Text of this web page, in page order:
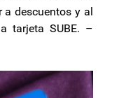
a descuentos y al
tarjeta SUBE. –